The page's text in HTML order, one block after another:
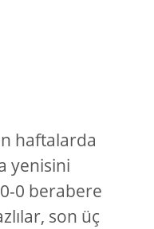
haftalarda
yenisini
0 berabere
son üç